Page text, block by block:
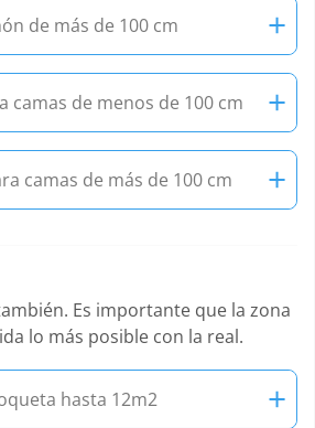
de más de 100 cm
+
camas de menos de 100 cm
+
camas de más de 100 cm +
Es importante que la zona
lo más posible con la real.
hasta 12m2
+